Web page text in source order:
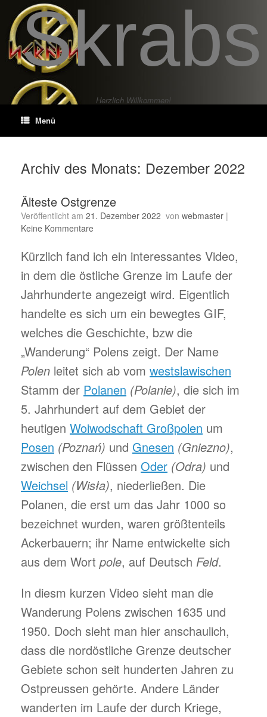
Inhalt
springenSkrabs
Herzlich Willkommen!
Menü
Archiv des Monats: Dezember 2022
Älteste Ostgrenze
Veröffentlicht am 21. Dezember 2022 von webmaster |
Keine Kommentare
Kürzlich fand ich ein interessantes Video,
in dem die östliche Grenze im Laufe der
Jahrhunderte angezeigt wird. Eigentlich
handelte es sich um ein bewegtes GIF,
welches die Geschichte, bzw die
„Wanderung“ Polens zeigt. Der Name
Polen leitet sich ab vom westslawischen
Stamm der Polanen (Polanie), die sich im
5. Jahrhundert auf dem Gebiet der
heutigen Woiwodschaft Großpolen um
Posen (Poznań) und Gnesen (Gniezno),
zwischen den Flüssen Oder (Odra) und
Weichsel (Wisła), niederließen. Die
Polanen, die erst um das Jahr 1000 so
bezeichnet wurden, waren größtenteils
Ackerbauern; ihr Name entwickelte sich
aus dem Wort pole, auf Deutsch Feld.
In diesm kurzen Video sieht man die
Wanderung Polens zwischen 1635 und
1950. Doch sieht man hier anschaulich,
dass die nordöstliche Grenze deutscher
Gebiete schon seit hunderten Jahren zu
Ostpreussen gehörte. Andere Länder
wanderten im Laufe der durch Kriege,